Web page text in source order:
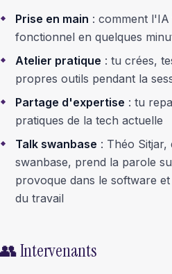
Prise en main : comment l'IA
fonctionnel en quelques
Atelier pratique : tu crées,
propres outils pendant la
Partage d'expertise : tu
pratiques de la tech actuelle
Talk swanbase : Théo
swanbase, prend la parole
provoque dans le software
du travail
👥 Intervenants